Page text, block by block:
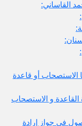
الاستصحاب أو قاعدة
القاعدة و الاستصحاب
في جواز إرادة